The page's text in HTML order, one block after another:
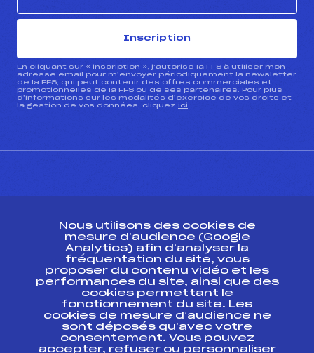
Inscription
En cliquant sur « inscription », j’autorise la FFS à utiliser mon
adresse email pour m’envoyer périodiquement la newsletter
de la FFS, qui peut contenir des offres commerciales et
promotionnelles de la FFS ou de ses partenaires. Pour plus
d’informations sur les modalités d’exercice de vos droits et
la gestion de vos données, cliquez ici
Ressources
Pass’Neige
Projet sportif fédéral
Projet de performance fédéral
Antidopage
Pôle Développement, Formation, Suivi
Nous utilisons des cookies de
mesure d’audience (Google
Analytics) afin d’analyser la
fréquentation du site, vous
proposer du contenu vidéo et les
performances du site, ainsi que des
cookies permettant le
fonctionnement du site. Les
cookies de mesure d’audience ne
sont déposés qu’avec votre
consentement. Vous pouvez
accepter, refuser ou personnaliser